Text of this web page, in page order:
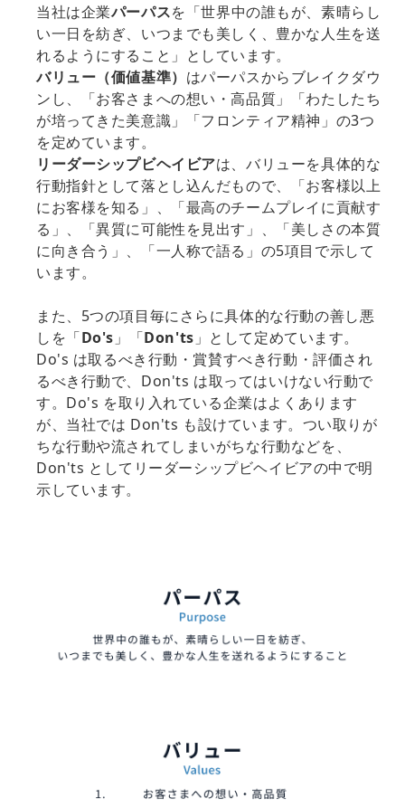
当社は企業パーパスを「世界中の誰もが、素晴らし
い一日を紡ぎ、いつまでも美しく、豊かな人生を送
れるようにすること」としています。
バリュー（価値基準） はパーパスからブレイクダウ
ンし、「お客さまへの想い・高品質」「わたしたち
が培ってきた美意識」「フロンティア精神」の3つ
を定めています。
リーダーシップビヘイビアは、バリューを具体的な
行動指針として落とし込んだもので、「お客様以上
にお客様を知る」、「最高のチームプレイに貢献す
る」、「異質に可能性を見出す」、「美しさの本質
に向き合う」、「一人称で語る」の5項目で示して
います。
また、5つの項目毎にさらに具体的な行動の善し悪
しを「Do's 」「Don'ts 」として定めています。
Do's は取るべき行動・賞賛すべき行動・評価され
るべき行動で、Don'ts は取ってはいけない行動で
す。Do's を取り入れている企業はよくあります
が、当社では Don'ts も設けています。つい取りが
ちな行動や流されてしまいがちな行動などを、
Don'ts としてリーダーシップビヘイビアの中で明
示しています。